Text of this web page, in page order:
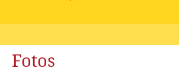
Fotos